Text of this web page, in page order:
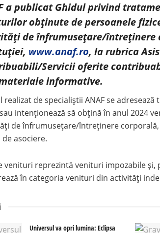
a publicat Ghidul privind
obținute de persoanele
de înfrumusețare/întreținere
www.anaf.ro, la rubrica
Servicii oferite
informative.
realizat de specialiștii ANAF se
intenționează să obțină în anul 2024
de înfrumusețare/întreținere
asociere.
venituri reprezintă venituri impozabile și,
în categoria venituri din activități
Universul va opri lumina: Eclipsa